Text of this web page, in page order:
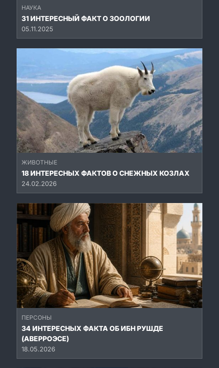
НАУКА
31 ИНТЕРЕСНЫЙ ФАКТ О ЗООЛОГИИ
05.11.2025
ЖИВОТНЫЕ
18 ИНТЕРЕСНЫХ ФАКТОВ О СНЕЖНЫХ КОЗЛАХ
24.02.2026
ПЕРСОНЫ
34 ИНТЕРЕСНЫХ ФАКТА ОБ ИБН РУШДЕ
(АВЕРРОЭСЕ)
18.05.2026